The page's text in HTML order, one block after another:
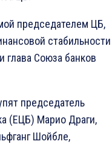
председателем ЦБ,
глава Союза банков
председатель
(ЕЦБ) Марио Драги,
Шойбле,